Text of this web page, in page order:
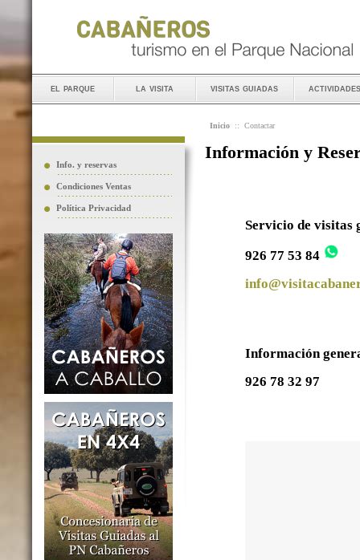
el parque la visita visitas guiadas actividades
Info. y reservas
Condiciones Ventas
Política Privacidad
Inicio :: Contactar
Información y
Servicio de visitas
926 77 53 84
Información
926 78 32 97